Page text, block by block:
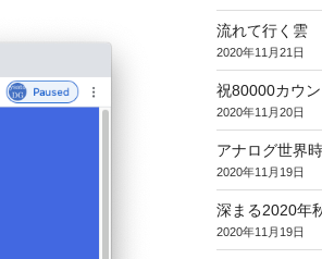
流れて行く雲
2020年11月21日
祝80000カウ
2020年11月20日
アナログ世界
2020年11月19日
深まる2020年
2020年11月19日